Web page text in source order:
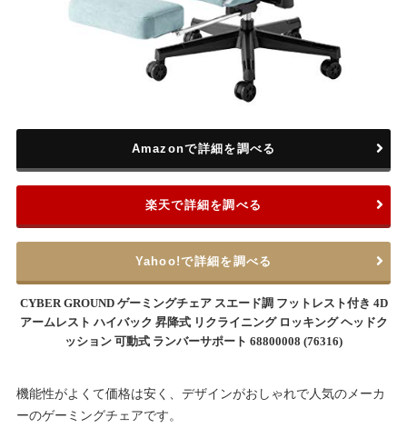
CYBER GROUND ゲーミングチェア スエード調 フットレスト付き 4D
アームレスト ハイバック 昇降式 リクライニング ロッキング ヘッドク
ッション 可動式 ランバーサポート 68800008 (76316)
Amazonで詳細を調べる
楽天で詳細を調べる
Yahoo!で詳細を調べる
機能性がよくて価格は安く、デザインがおしゃれで人気のメーカ
ーのゲーミングチェアです。